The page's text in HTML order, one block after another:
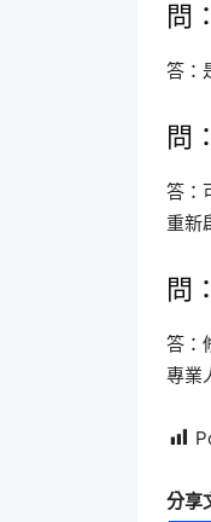
問
答：
問
答：
重新
問
答：
專業
分享